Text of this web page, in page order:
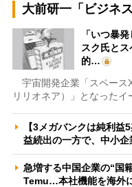
大前研一「ビジネ
「いつ暴
スク氏と
的…
宇宙開発企業「スペース
リリオネア）」となったイ
【3メガバンクは純利
益続出の一方で、中小
急増する中国企業の“国
Temu…本社機能を海外